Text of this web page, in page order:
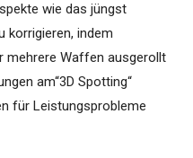
wie das jüngst
korrigieren, indem
mehrere Waffen ausgerollt
am“3D Spotting“
für Leistungsprobleme